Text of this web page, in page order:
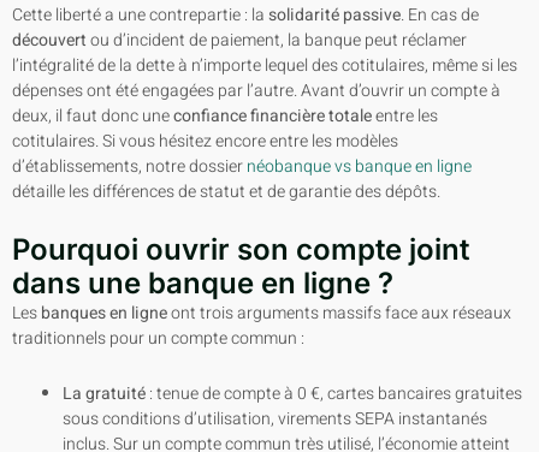
Cette liberté a une contrepartie : lasolidarité passive. En cas de
découvertou d’incident de paiement, la banque peut réclamer
l’intégralité de la dette à n’importe lequel des cotitulaires, même si les
dépenses ont été engagées par l’autre. Avant d’ouvrir un compte à
deux, il faut donc uneconfiance financière totaleentre les
cotitulaires. Si vous hésitez encore entre les modèles
d’établissements, notre dossiernéobanque vs banque en ligne
détaille les différences de statut et de garantie des dépôts.
Pourquoi ouvrir son compte joint
dans une banque en ligne ?
Lesbanques en ligneont trois arguments massifs face aux réseaux
traditionnels pour un compte commun :
La gratuité: tenue de compte à 0 €, cartes bancaires gratuites
sous conditions d’utilisation, virements SEPA instantanés
inclus. Sur un compte commun très utilisé, l’économie atteint